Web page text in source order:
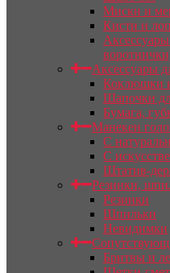
Миски и
Кисти и
Аксессуары
Коклюшки
Шапочки
Бумага,
Манекен
С
С
Штатив-
Резинки,
Резинки
Шпильки
Невидимки
Бритвы и